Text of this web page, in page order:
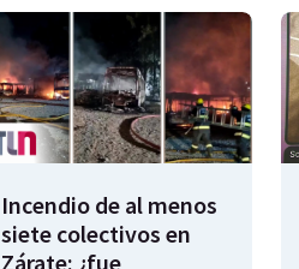
Incendio de al menos
siete colectivos en
Zárate: ¿fue